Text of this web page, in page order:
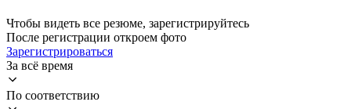
Чтобы видеть все резюме, зарегистрируйтесь
После регистрации откроем фото
Зарегистрироваться
За всё время
По соответствию